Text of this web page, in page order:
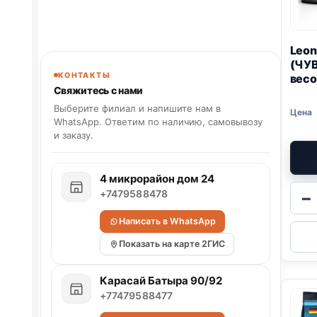
−
КОНТАКТЫ
Свяжитесь с нами
Выберите филиал и напишите нам в
WhatsApp. Ответим по наличию, самовывозу
и заказу.
4 микрорайон дом 24
+7479588478
Написать в WhatsApp
Показать на карте 2ГИС
Карасай Батыра 90/92
+77479588477